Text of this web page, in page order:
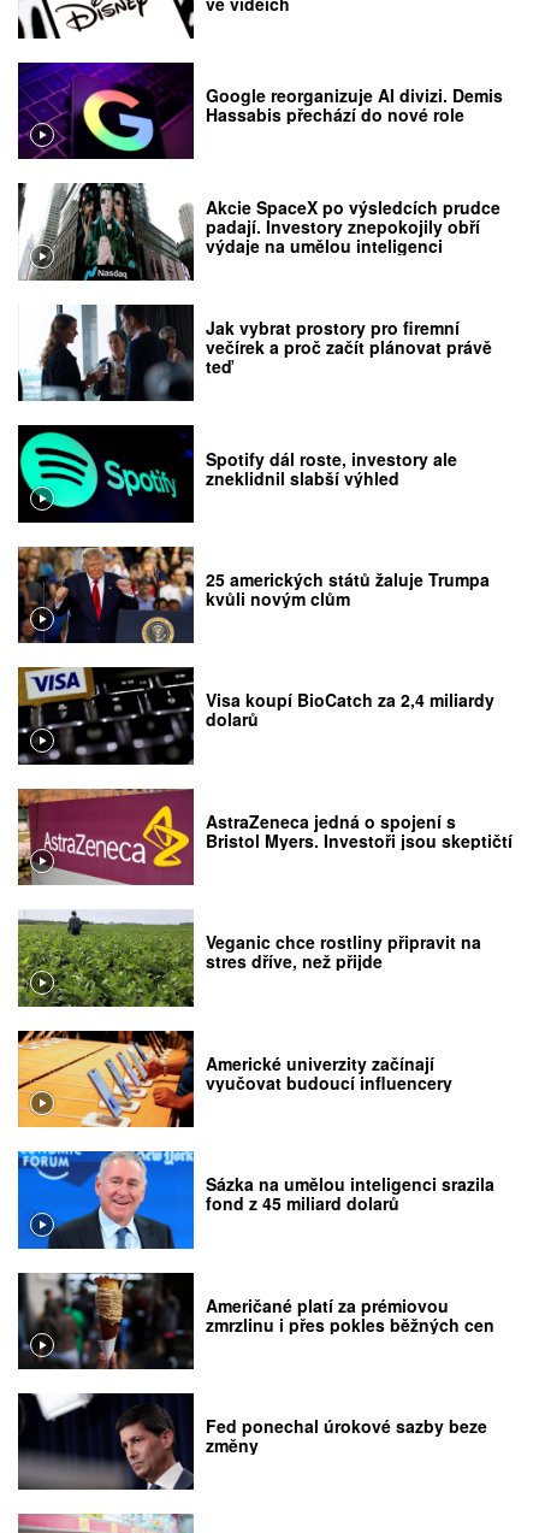
Google reorganizuje AI divizi. Demis
Hassabis přechází do nové role
Akcie SpaceX po výsledcích prudce
padají. Investory znepokojily obří
výdaje na umělou inteligenci
Jak vybrat prostory pro firemní
večírek a proč začít plánovat právě
teď
Spotify dál roste, investory ale
zneklidnil slabší výhled
25 amerických států žaluje Trumpa
kvůli novým clům
Visa koupí BioCatch za 2,4 miliardy
dolarů
AstraZeneca jedná o spojení s
Bristol Myers. Investoři jsou skeptičtí
Veganic chce rostliny připravit na
stres dříve, než přijde
Americké univerzity začínají
vyučovat budoucí influencery
Sázka na umělou inteligenci srazila
fond z 45 miliard dolarů
Američané platí za prémiovou
zmrzlinu i přes pokles běžných cen
Fed ponechal úrokové sazby beze
změny